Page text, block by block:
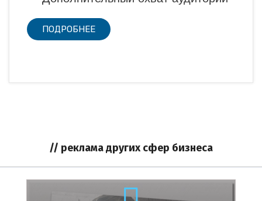
ПОДРОБНЕЕ
// реклама других сфер бизнеса